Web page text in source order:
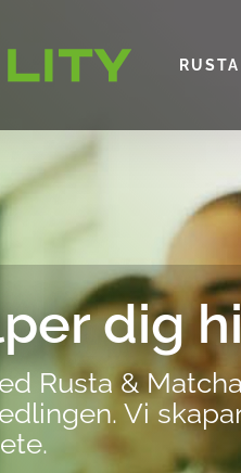
dig
Rusta & Matcha
Vi